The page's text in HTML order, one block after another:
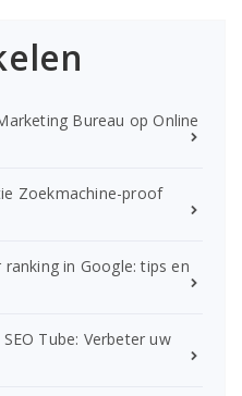
Bureau op Online
Zoekmachine-proof
in Google: tips en
Tube: Verbeter uw